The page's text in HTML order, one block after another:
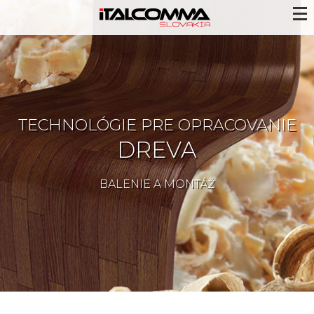
TECHNOLÓGIE PRE OPRACOVANIE
DREVA
BALENIE A MONTÁŽ